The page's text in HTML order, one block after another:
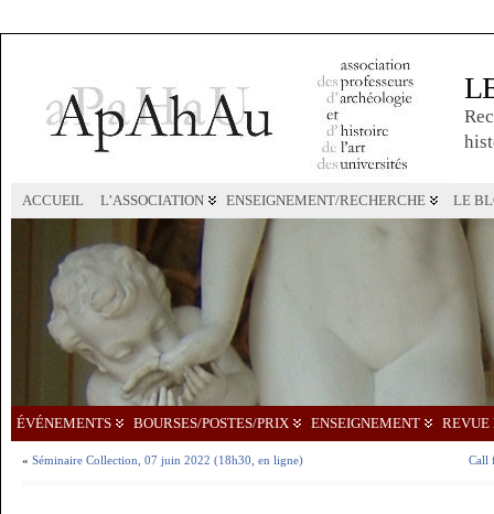
ACCUEIL L’ASSOCIATION ENSEIGNEMENT/RECHERCHE LE
ÉVÉNEMENTS BOURSES/POSTES/PRIX ENSEIGNEMENT REVUE
« Séminaire Collection, 07 juin 2022 (18h30, en ligne) Call